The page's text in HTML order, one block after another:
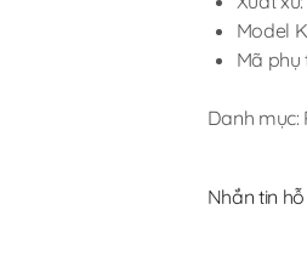
Model
Mã phụ
Danh mục:
Nhắn tin